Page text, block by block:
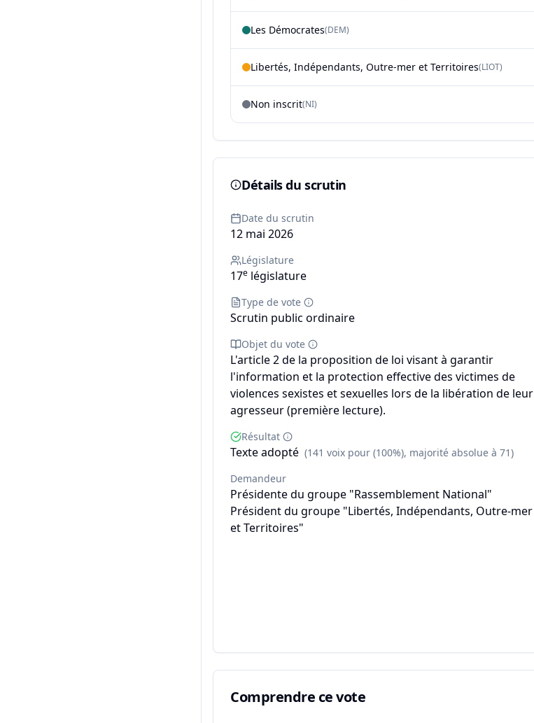
Les Démocrates(DEM)
Libertés, Indépendants, Outre-mer et Territoires(LIOT)
Non inscrit(NI)
Détails du scrutin
Date du scrutin
12 mai 2026
Législature
17e législature
Type de vote
Scrutin public ordinaire
Objet du vote
L'article 2 de la proposition de loi visant à garantir
l'information et la protection effective des victimes de
violences sexistes et sexuelles lors de la libération de leur
agresseur (première lecture).
Résultat
Texte adopté (141 voix pour (100%), majorité absolue à 71)
Demandeur
Présidente du groupe "Rassemblement National"
Président du groupe "Libertés, Indépendants, Outre-mer
et Territoires"
Comprendre ce vote